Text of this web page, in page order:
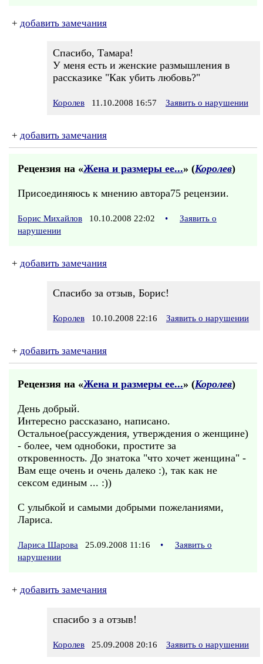
+ добавить замечания
Спасибо, Тамара!
У меня есть и женские размышления в
рассказике "Как убить любовь?"
Королев 11.10.2008 16:57 Заявить о нарушении
+ добавить замечания
Рецензия на «Жена и размеры ее...» (Королев)
Присоединяюсь к мнению автора75 рецензии.
Борис Михайлов 10.10.2008 22:02 •
Заявить о
нарушении
+ добавить замечания
Спасибо за отзыв, Борис!
Королев 10.10.2008 22:16 Заявить о нарушении
+ добавить замечания
Рецензия на «Жена и размеры ее...» (Королев)
День добрый.
Интересно рассказано, написано.
Остальное(рассуждения, утверждения о женщине)
- более, чем однобоки, простите за
откровенность. До знатока "что хочет женщина" -
Вам еще очень и очень далеко :), так как не
сексом единым ... :))
С улыбкой и самыми добрыми пожеланиями,
Лариса.
Лариса Шарова 25.09.2008 11:16 •
Заявить о
нарушении
+ добавить замечания
спасибо з а отзыв!
Королев 25.09.2008 20:16 Заявить о нарушении